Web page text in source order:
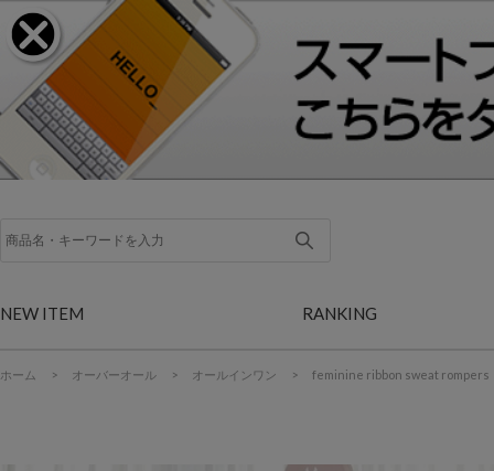
NEW ITEM RANKING
ホーム > オーバーオール > オールインワン > feminine ribbon sweat rompers